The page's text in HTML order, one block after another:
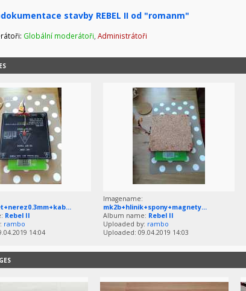
stavby REBEL II od "romanm"
Globální moderátoři Administrátoři
Rebel II
rambo
14:04
Imagename:
mk2b+hlinik+spony+magnety...
Album name: Rebel II
Uploaded by: rambo
Uploaded: 09.04.2019 14:03